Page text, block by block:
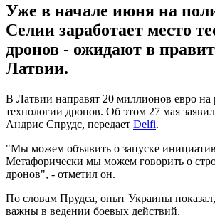
Уже в начале июня на
Селии заработает место
дронов - ожидают в
Латвии.
В Латвии направят 20 миллионов евро на
технологии дронов. Об этом 27 мая
Андрис Спрудс, передает Delfi.
"Мы можем объявить о запуске
Метафорически мы можем говорить о
дронов", - отметил он.
По словам Прудса, опыт Украины
важны в ведении боевых действий.